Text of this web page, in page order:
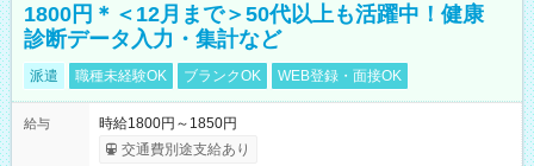
1800円＊＜12月まで＞50代以上も活躍中！健康
診断データ入力・集計など
派遣 職種未経験OK ブランクOK WEB登録・面接OK
給与
時給1800円～1850円
交通費別途支給あり